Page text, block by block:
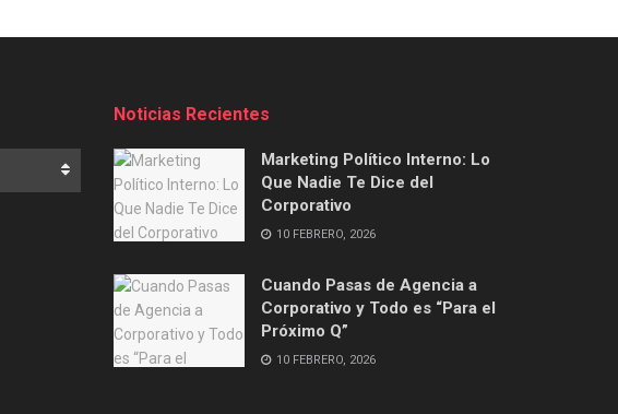
Noticias Recientes
Marketing Político Interno: Lo
Que Nadie Te Dice del
Corporativo
10 FEBRERO, 2026
Cuando Pasas de Agencia a
Corporativo y Todo es “Para el
Próximo Q”
10 FEBRERO, 2026